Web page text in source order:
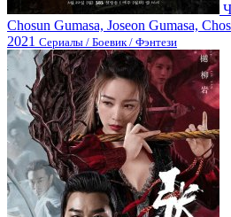
Chosun Gumasa, Joseon Gumasa,
2021 Сериалы / Боевик / Фэнтези